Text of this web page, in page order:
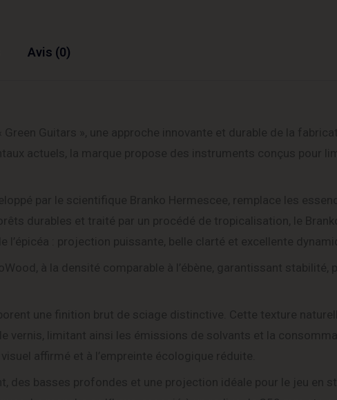
Avis (0)